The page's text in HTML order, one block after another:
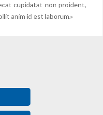
cupidatat non proident,
anim id est laborum.»